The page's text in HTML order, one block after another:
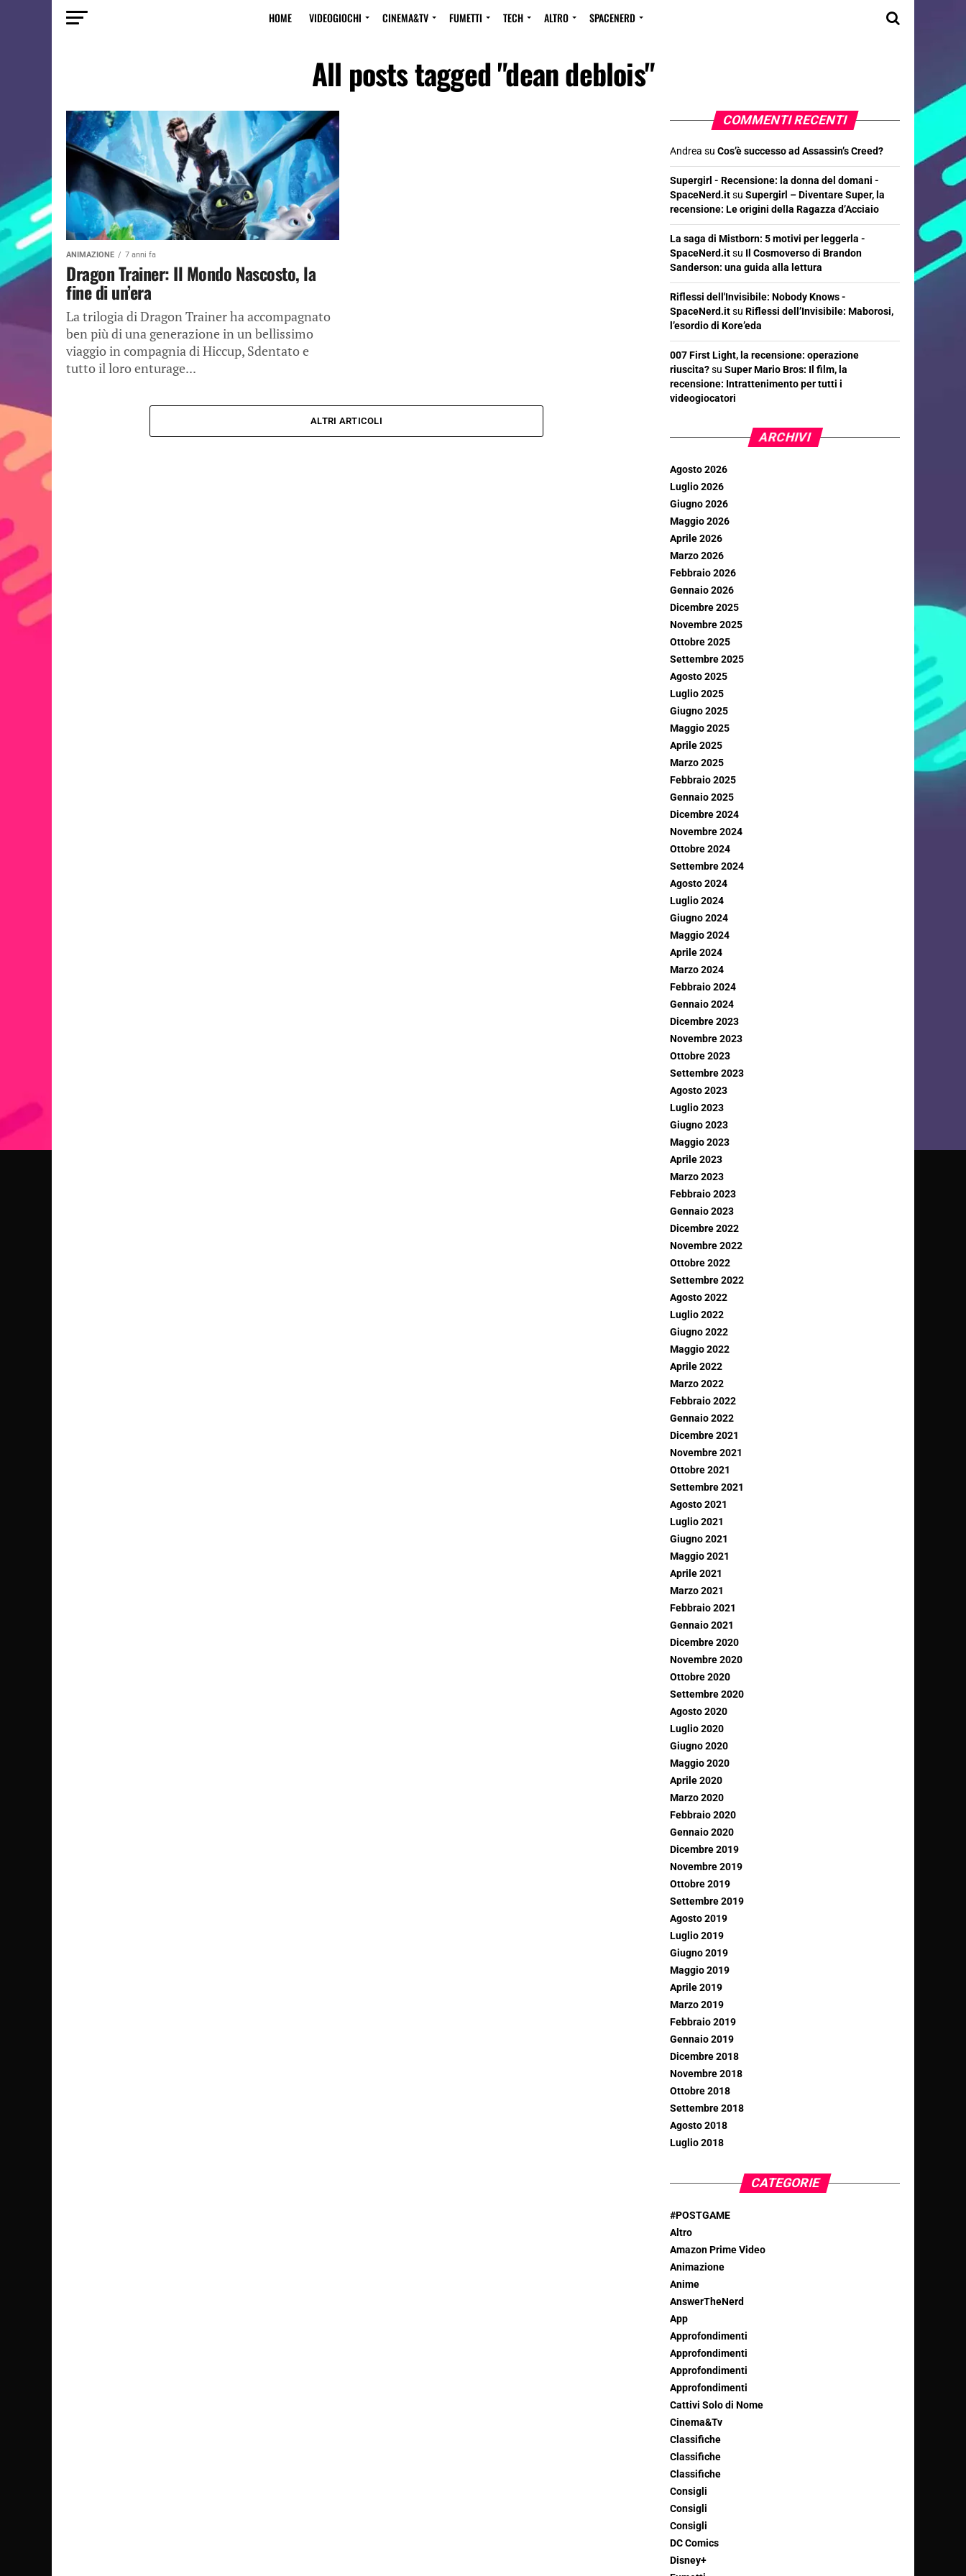
HOME VIDEOGIOCHI CINEMA&TV FUMETTI TECH ALTRO SPACENERD
All posts tagged "dean deblois"
ANIMAZIONE 7 anni fa
Dragon Trainer: Il Mondo Nascosto, la
fine di un’era
La trilogia di Dragon Trainer ha accompagnato
ben più di una generazione in un bellissimo
viaggio in compagnia di Hiccup, Sdentato e
tutto il loro enturage...
ALTRI ARTICOLI
COMMENTI RECENTI
Andrea su Cos’è successo ad Assassin’s Creed?
Supergirl - Recensione: la donna del domani -
SpaceNerd.itsu Supergirl – Diventare Super, la
recensione: Le origini della Ragazza d’Acciaio
La saga di Mistborn: 5 motivi per leggerla -
SpaceNerd.itsu Il Cosmoverso di Brandon
Sanderson: una guida alla lettura
Riflessi dell'Invisibile: Nobody Knows -
SpaceNerd.itsu Riflessi dell’Invisibile: Maborosi,
l’esordio di Kore’eda
007 First Light, la recensione: operazione
riuscita?su Super Mario Bros: Il film, la
recensione: Intrattenimento per tutti i
videogiocatori
ARCHIVI
Agosto 2026
Luglio 2026
Giugno 2026
Maggio 2026
Aprile 2026
Marzo 2026
Febbraio 2026
Gennaio 2026
Dicembre 2025
Novembre 2025
Ottobre 2025
Settembre 2025
Agosto 2025
Luglio 2025
Giugno 2025
Maggio 2025
Aprile 2025
Marzo 2025
Febbraio 2025
Gennaio 2025
Dicembre 2024
Novembre 2024
Ottobre 2024
Settembre 2024
Agosto 2024
Luglio 2024
Giugno 2024
Maggio 2024
Aprile 2024
Marzo 2024
Febbraio 2024
Gennaio 2024
Dicembre 2023
Novembre 2023
Ottobre 2023
Settembre 2023
Agosto 2023
Luglio 2023
Giugno 2023
Maggio 2023
Aprile 2023
Marzo 2023
Febbraio 2023
Gennaio 2023
Dicembre 2022
Novembre 2022
Ottobre 2022
Settembre 2022
Agosto 2022
Luglio 2022
Giugno 2022
Maggio 2022
Aprile 2022
Marzo 2022
Febbraio 2022
Gennaio 2022
Dicembre 2021
Novembre 2021
Ottobre 2021
Settembre 2021
Agosto 2021
Luglio 2021
Giugno 2021
Maggio 2021
Aprile 2021
Marzo 2021
Febbraio 2021
Gennaio 2021
Dicembre 2020
Novembre 2020
Ottobre 2020
Settembre 2020
Agosto 2020
Luglio 2020
Giugno 2020
Maggio 2020
Aprile 2020
Marzo 2020
Febbraio 2020
Gennaio 2020
Dicembre 2019
Novembre 2019
Ottobre 2019
Settembre 2019
Agosto 2019
Luglio 2019
Giugno 2019
Maggio 2019
Aprile 2019
Marzo 2019
Febbraio 2019
Gennaio 2019
Dicembre 2018
Novembre 2018
Ottobre 2018
Settembre 2018
Agosto 2018
Luglio 2018
CATEGORIE
#POSTGAME
Altro
Amazon Prime Video
Animazione
Anime
AnswerTheNerd
App
Approfondimenti
Approfondimenti
Approfondimenti
Approfondimenti
Cattivi Solo di Nome
Cinema&Tv
Classifiche
Classifiche
Classifiche
Consigli
Consigli
Consigli
DC Comics
Disney+